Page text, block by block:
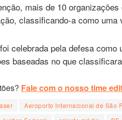
mais de 10
classificando-a como uma
celebrada pela defesa
baseadas no que
Fale com o nosso time
Aeroporto Internacional de São